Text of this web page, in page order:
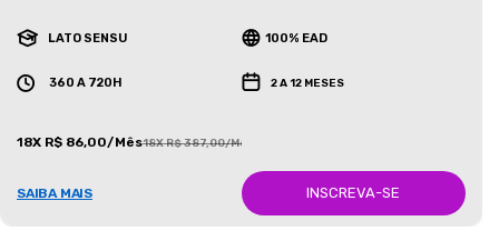
LATO SENSU 100% EAD
360 A 720H 2 A 12 MESES
18X R$ 86,00/Mês18X R$ 387,00/Mês
SAIBA MAIS INSCREVA-SE